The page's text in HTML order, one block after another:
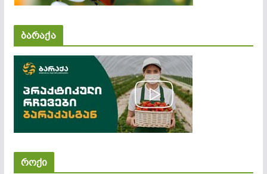
ბარაქა
როქი